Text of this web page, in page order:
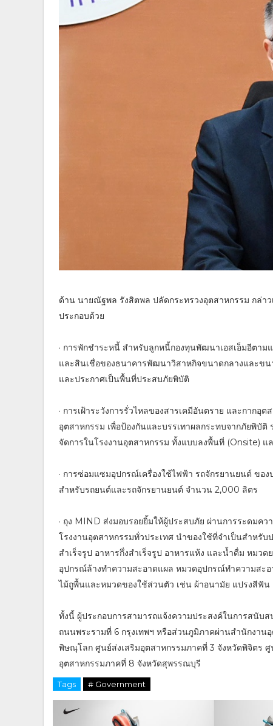
ด้าน นายณัฐพล รังสิตพล ปลัดกระทรวงอุตสาหกรรม กล่าว
ประกอบด้วย
· การพักชำระหนี้ สำหรับลูกหนี้กองทุนพัฒนาเอสเอ็มอีตา
และสินเชื่อของธนาคารพัฒนาวิสาหกิจขนาดกลางและขน
และประกาศเป็นพื้นที่ประสบภัยพิบัติ
· การเฝ้าระวังการรั่วไหลของสารเคมีอันตราย และกาก
อุตสาหกรรม เพื่อป้องกันและบรรเทาผลกระทบจากภัยพิบั
จัดการในโรงงานอุตสาหกรรม ทั้งแบบลงพื้นที่ (Onsite)
· การซ่อมแซมอุปกรณ์เครื่องใช้ไฟฟ้า รถจักรยานยนต์ ขอ
สำหรับรถยนต์และรถจักรยานยนต์ จำนวน 2,000 ลิตร
· ถุง MIND ส่งมอบรอยยิ้มให้ผู้ประสบภัย ผ่านการระดมค
โรงงานอุตสาหกรรมทั่วประเทศ นำของใช้ที่จำเป็นสำหรั
สำเร็จรูป อาหารกึ่งสำเร็จรูป อาหารแห้ง และน้ำดื่ม หมว
อุปกรณ์ล้างทำความสะอาดแผล หมวดอุปกรณ์ทำความสะ
ไม้ถูพื้นและหมวดของใช้ส่วนตัว เช่น ผ้าอนามัย แปรงสีฟั
ทั้งนี้ ผู้ประกอบการสามารถแจ้งความประสงค์ในการสนับ
ถนนพระรามที่ 6 กรุงเทพฯ หรือส่วนภูมิภาคผ่านสำนักงาน
พิษณุโลก ศูนย์ส่งเสริมอุตสาหกรรมภาคที่ 3 จังหวัดพิจิตร
อุตสาหกรรมภาคที่ 8 จังหวัดสุพรรณบุรี
Tags # Government